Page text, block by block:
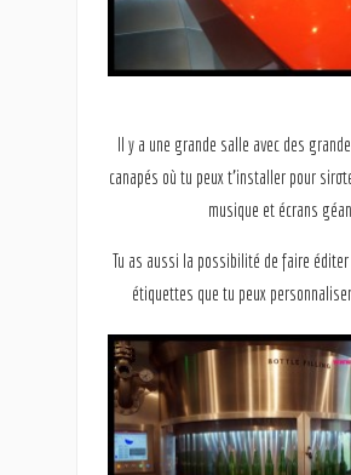
Il y a une grande salle avec des
canapés où tu peux t’installer pour
musique et écrans
Tu as aussi la possibilité de faire éditer
étiquettes que tu peux